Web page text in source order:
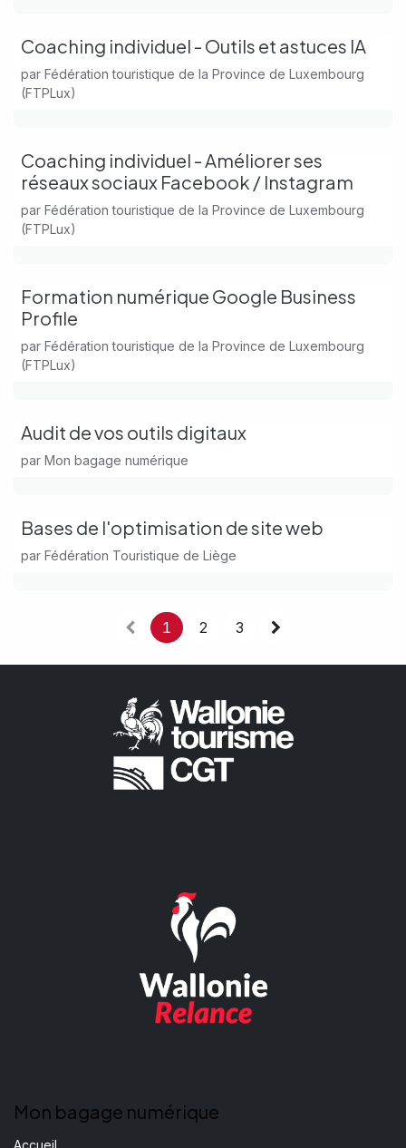
Coaching individuel - Outils et astuces IA
par Fédération touristique de la Province de Luxembourg
(FTPLux)
Coaching individuel - Améliorer ses
réseaux sociaux Facebook / Instagram
par Fédération touristique de la Province de Luxembourg
(FTPLux)
Formation numérique Google Business
Profile
par Fédération touristique de la Province de Luxembourg
(FTPLux)
Audit de vos outils digitaux
par Mon bagage numérique
Bases de l'optimisation de site web
par Fédération Touristique de Liège
1 2 3
Mon bagage numérique
Accueil